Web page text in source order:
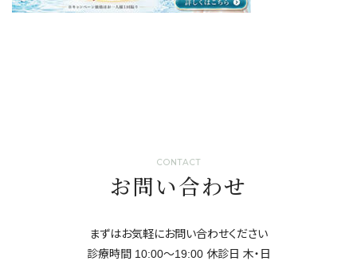
CONTACT
お問い合わせ
まずはお気軽にお問い合わせください
診療時間 10:00～19:00 休診日 ⽊・⽇